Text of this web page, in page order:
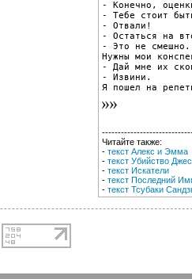
- Конечно,
- Тебе стоит
- Отвали!
- Остаться на
- Это не смешно.
Нужны мои
- Дай мне их
- Извини.
Я пошел на
Читайте также:
- текст Алекс и Эмма
- текст Убийство
- текст Искатели
- текст Последний
- текст Тсубаки